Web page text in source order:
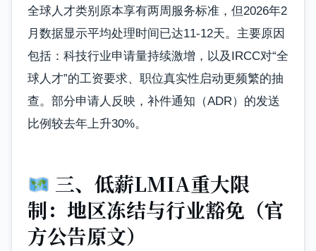
全球人才类别原本享有两周服务标准，但2026年2
月数据显示平均处理时间已达11-12天。主要原因
包括：科技行业申请量持续激增，以及IRCC对“全
球人才”的工资要求、职位真实性启动更频繁的抽
查。部分申请人反映，补件通知（ADR）的发送
比例较去年上升30%。
三、低薪LMIA重大限
制：地区冻结与行业豁免（官
方公告原文）